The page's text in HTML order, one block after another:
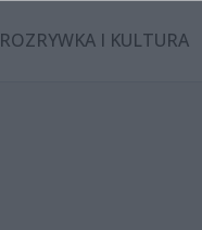
ROZRYWKA I KULTURA